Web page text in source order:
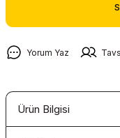
Yorum Yaz
Ürün Bilgisi